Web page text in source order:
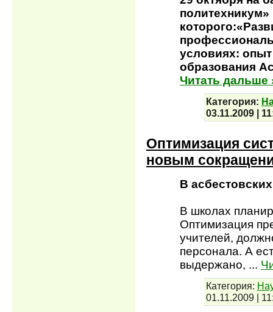
условиях:
образования
Читать дальше
Категория:
03.11.2009 |
Оптимизация
новым
В
В школах
Оптимизация
учителей,
персонала. А
выдержано, ...
Категория:
01.11.2009 |